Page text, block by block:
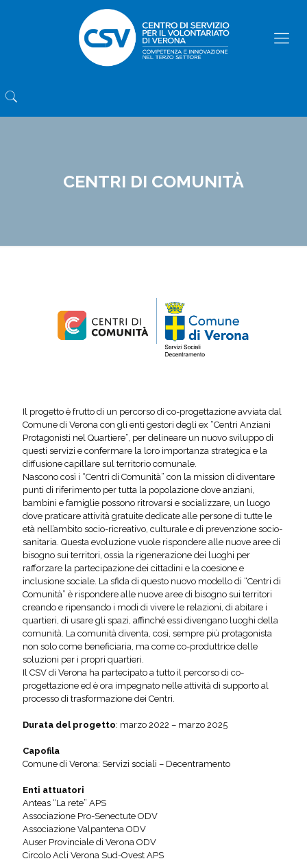
CENTRI DI COMUNITÀ
Il progetto è frutto di un percorso di co-progettazione avviata dal
Comune di Verona con gli enti gestori degli ex “Centri Anziani
Protagonisti nel Quartiere”, per delineare un nuovo sviluppo di
questi servizi e confermare la loro importanza strategica e la
diffusione capillare sul territorio comunale.
Nascono così i “Centri di Comunità” con la mission di diventare
punti di riferimento per tutta la popolazione dove anziani,
bambini e famiglie possono ritrovarsi e socializzare, un luogo
dove praticare attività gratuite dedicate alle persone di tutte le
età nell’ambito socio-ricreativo, culturale e di prevenzione socio-
sanitaria. Questa evoluzione vuole rispondere alle nuove aree di
bisogno sui territori, ossia la rigenerazione dei luoghi per
rafforzare la partecipazione dei cittadini e la coesione e
inclusione sociale. La sfida di questo nuovo modello di “Centri di
Comunità” è rispondere alle nuove aree di bisogno sui territori
creando e ripensando i modi di vivere le relazioni, di abitare i
quartieri, di usare gli spazi, affinché essi divengano luoghi della
comunità. La comunità diventa, così, sempre più protagonista
non solo come beneficiaria, ma come co-produttrice delle
soluzioni per i propri quartieri.
Il CSV di Verona ha partecipato a tutto il percorso di co-
progettazione ed è ora impegnato nelle attività di supporto al
processo di trasformazione dei Centri.
Durata del progetto: marzo 2022 – marzo 2025
Capofila
Comune di Verona: Servizi sociali – Decentramento
Enti attuatori
Anteas “La rete” APS
Associazione Pro-Senectute ODV
Associazione Valpantena ODV
Auser Provinciale di Verona ODV
Circolo Acli Verona Sud-Ovest APS